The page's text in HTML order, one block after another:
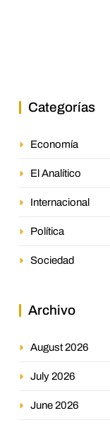
Categorías
Economía
El Analítico
Internacional
Política
Sociedad
Archivo
August 2026
July 2026
June 2026